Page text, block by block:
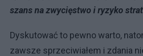
szans na zwycięstwo i ryzyko
Dyskutować to pewno warto,
zawsze sprzeciwiałem i zdania